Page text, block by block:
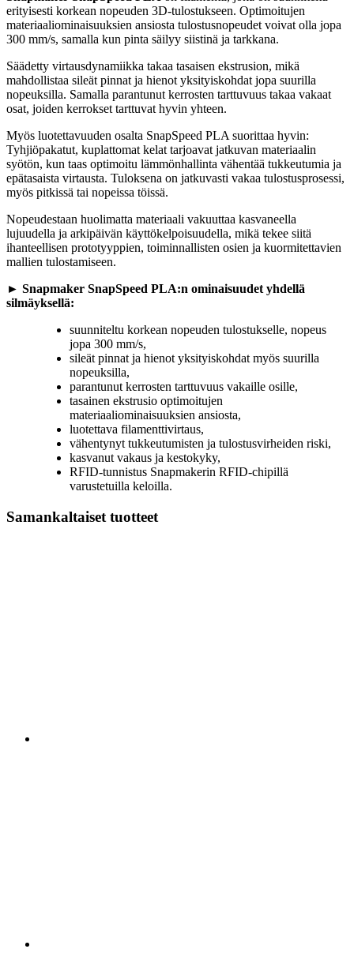
erityisesti korkean nopeuden 3D-tulostukseen. Optimoitujen
materiaaliominaisuuksien ansiosta tulostusnopeudet voivat olla jopa
300 mm/s, samalla kun pinta säilyy siistinä ja tarkkana.
Säädetty virtausdynamiikka takaa tasaisen ekstrusion, mikä
mahdollistaa sileät pinnat ja hienot yksityiskohdat jopa suurilla
nopeuksilla. Samalla parantunut kerrosten tarttuvuus takaa vakaat
osat, joiden kerrokset tarttuvat hyvin yhteen.
Myös luotettavuuden osalta SnapSpeed PLA suorittaa hyvin:
Tyhjiöpakatut, kuplattomat kelat tarjoavat jatkuvan materiaalin
syötön, kun taas optimoitu lämmönhallinta vähentää tukkeutumia ja
epätasaista virtausta. Tuloksena on jatkuvasti vakaa tulostusprosessi,
myös pitkissä tai nopeissa töissä.
Nopeudestaan huolimatta materiaali vakuuttaa kasvaneella
lujuudella ja arkipäivän käyttökelpoisuudella, mikä tekee siitä
ihanteellisen prototyyppien, toiminnallisten osien ja kuormitettavien
mallien tulostamiseen.
► Snapmaker SnapSpeed PLA:n ominaisuudet yhdellä
silmäyksellä:
suunniteltu korkean nopeuden tulostukselle, nopeus
jopa 300 mm/s,
sileät pinnat ja hienot yksityiskohdat myös suurilla
nopeuksilla,
parantunut kerrosten tarttuvuus vakaille osille,
tasainen ekstrusio optimoitujen
materiaaliominaisuuksien ansiosta,
luotettava filamenttivirtaus,
vähentynyt tukkeutumisten ja tulostusvirheiden riski,
kasvanut vakaus ja kestokyky,
RFID-tunnistus Snapmakerin RFID-chipillä
varustetuilla keloilla.
Samankaltaiset tuotteet